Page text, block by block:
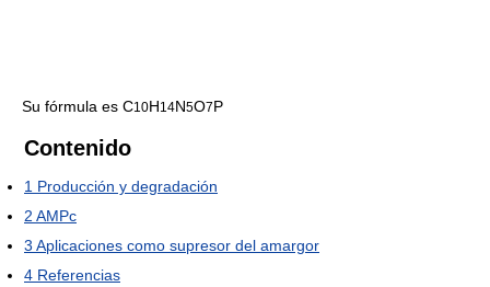
Su fórmula es C10H14N5O7P
Contenido
1 Producción y degradación
2 AMPc
3 Aplicaciones como supresor del amargor
4 Referencias